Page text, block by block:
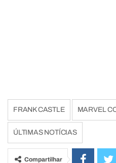
FRANK CASTLE MARVEL
ÚLTIMAS NOTÍCIAS
Compartilhar